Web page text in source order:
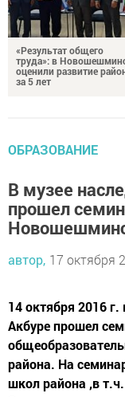
«Результат общего
труда»: в
оценили развитие
за 5 лет
ОБРАЗОВАНИЕ
В музее
прошел
автор, 17 октября
14 октября 2016 г.
Акбуре прошел
района. На
школ района ,в